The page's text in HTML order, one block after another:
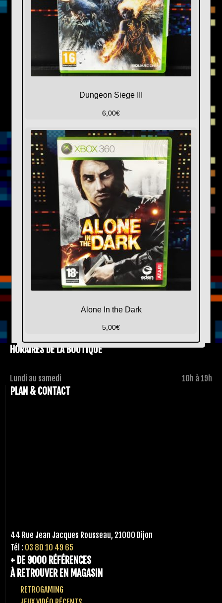
Dungeon Siege III
6,00€
Alone In the Dark
5,00€
HORAIRES DE LA BOUTIQUE
Lundi au samedi 10h à 19h
PLAN & CONTACT
44 Rue Jean Jacques Rousseau, 21000 Dijon
Tél : 03 80 10 49 65
+ DE 9000 RÉFÉRENCES
À RETROUVER EN MAGASIN
RETROGAMING